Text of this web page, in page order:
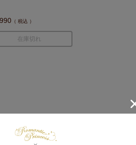
税込
在庫切れ
（ベッド・ベッドフレーム・マットレス）